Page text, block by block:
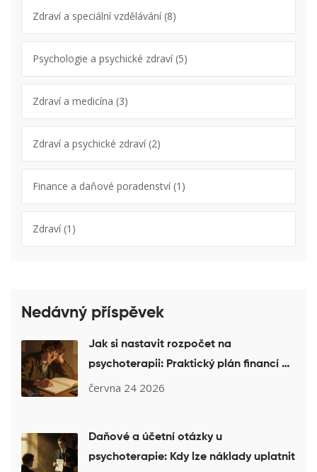
Zdraví a speciální vzdělávání(8)
Psychologie a psychické zdraví(5)
Zdraví a medicína (3)
Zdraví a psychické zdraví(2)
Finance a daňové poradenství(1)
Zdraví(1)
Nedávný příspěvek
Jak si nastavit rozpočet na
psychoterapii: Praktický plán financí a
tipy pro úsporu
června 24 2026
Daňové a účetní otázky u
psychoterapie: Kdy lze náklady uplatnit